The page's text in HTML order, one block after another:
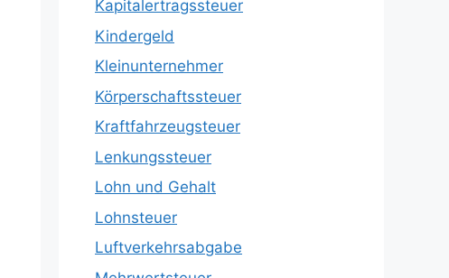
Kapitalertragssteuer
Kindergeld
Kleinunternehmer
Körperschaftssteuer
Kraftfahrzeugsteuer
Lenkungssteuer
Lohn und Gehalt
Lohnsteuer
Luftverkehrsabgabe